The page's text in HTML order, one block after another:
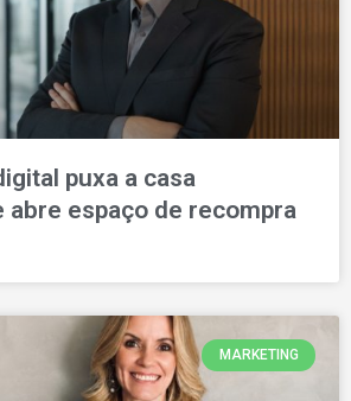
puxa a casa
abre espaço de recompra
MARKETING